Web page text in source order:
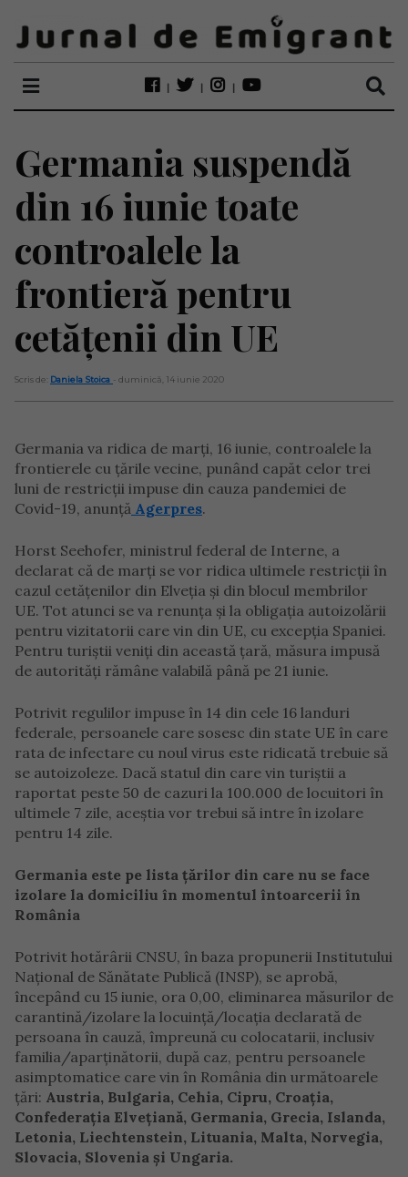
Germania suspendă
din 16 iunie toate
controalele la
frontieră pentru
cetățenii din UE
Scris de: Daniela Stoica - duminică, 14 iunie 2020
Germania va ridica de marți, 16 iunie, controalele la
frontierele cu țările vecine, punând capăt celor trei
luni de restricții impuse din cauza pandemiei de
Covid-19, anunță Agerpres.
Horst Seehofer, ministrul federal de Interne, a
declarat că de marți se vor ridica ultimele restricții în
cazul cetățenilor din Elveția și din blocul membrilor
UE. Tot atunci se va renunța și la obligația autoizolării
pentru vizitatorii care vin din UE, cu excepția Spaniei.
Pentru turiștii veniți din această țară, măsura impusă
de autorități rămâne valabilă până pe 21 iunie.
Potrivit regulilor impuse în 14 din cele 16 landuri
federale, persoanele care sosesc din state UE în care
rata de infectare cu noul virus este ridicată trebuie să
se autoizoleze. Dacă statul din care vin turiștii a
raportat peste 50 de cazuri la 100.000 de locuitori în
ultimele 7 zile, aceștia vor trebui să intre în izolare
pentru 14 zile.
Germania este pe lista țărilor din care nu se face
izolare la domiciliu în momentul întoarcerii în
România
Potrivit hotărârii CNSU, în baza propunerii Institutului
Naţional de Sănătate Publică (INSP), se aprobă,
începând cu 15 iunie, ora 0,00, eliminarea măsurilor de
carantină/izolare la locuinţă/locaţia declarată de
persoana în cauză, împreună cu colocatarii, inclusiv
familia/aparţinătorii, după caz, pentru persoanele
asimptomatice care vin în România din următoarele
ţări: Austria, Bulgaria, Cehia, Cipru, Croaţia,
Confederaţia Elveţiană, Germania, Grecia, Islanda,
Letonia, Liechtenstein, Lituania, Malta, Norvegia,
Slovacia, Slovenia şi Ungaria.